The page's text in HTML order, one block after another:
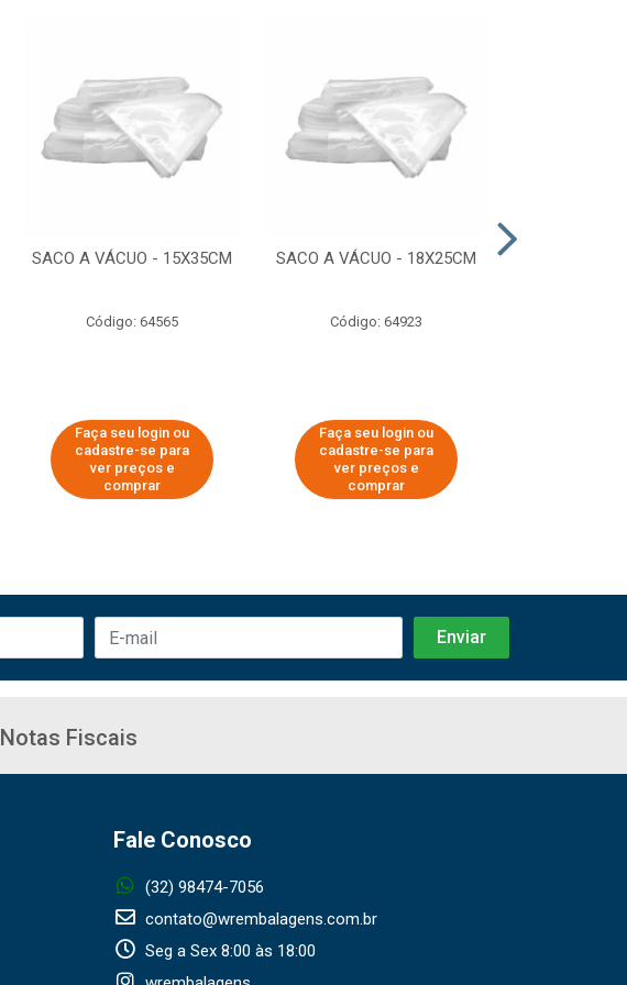
SACO A VÁCUO - 15X35CM
Código: 64565
Faça seu login ou
cadastre-se para
ver preços e
comprar
SACO A VÁCUO - 18X25CM
Código: 64923
Faça seu login ou
cadastre-se para
ver preços e
comprar
Notas Fiscais
Fale Conosco
(32) 98474-7056
contato@wrembalagens.com.br
Seg a Sex 8:00 às 18:00